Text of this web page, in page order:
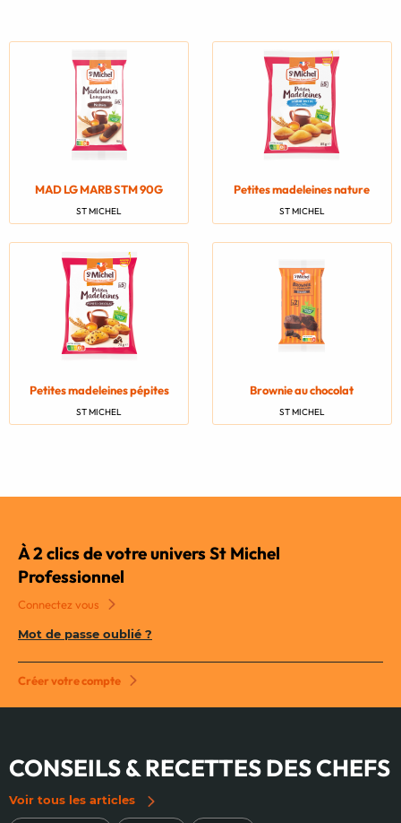
MAD LG MARB STM 90G
ST MICHEL
Petites madeleines nature
ST MICHEL
Petites madeleines pépites
ST MICHEL
Brownie au chocolat
ST MICHEL
À 2 clics de votre univers St Michel
Professionnel
Connectez vous
Mot de passe oublié ?
Créer votre compte
CONSEILS & RECETTES DES CHEFS
Voir tous les articles